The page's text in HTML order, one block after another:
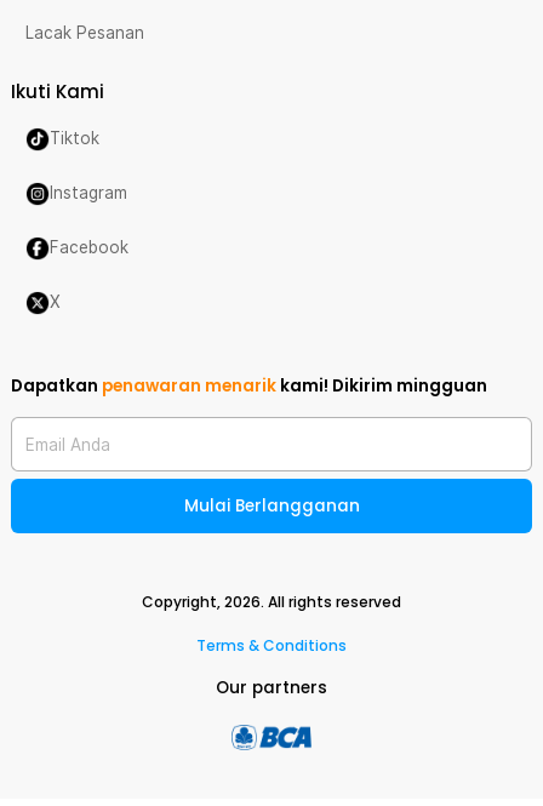
Lacak Pesanan
Ikuti Kami
Tiktok
Instagram
Facebook
X
Dapatkan penawaran menarik kami! Dikirim mingguan
Email Anda
Mulai Berlangganan
Copyright,2026. All rights reserved
Terms & Conditions
Our partners